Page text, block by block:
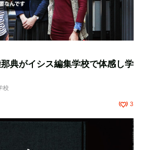
典がイシス編集学校で体感し学
校
3